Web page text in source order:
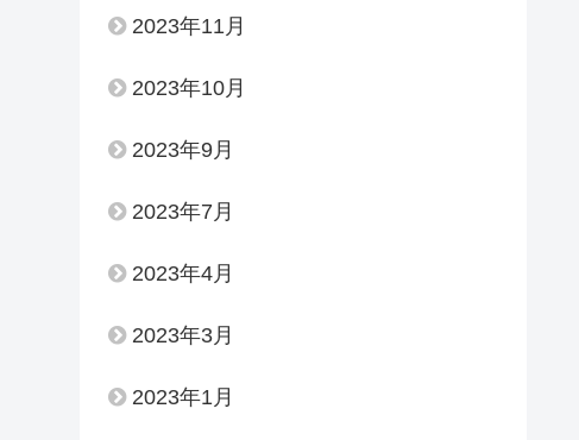
2023年11月
2023年10月
2023年9月
2023年7月
2023年4月
2023年3月
2023年1月